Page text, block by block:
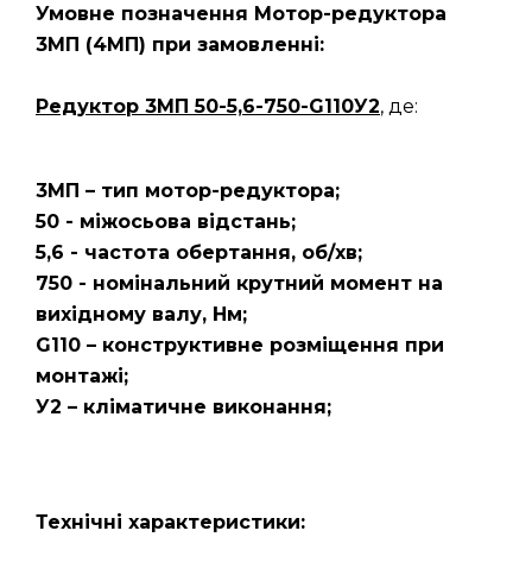
Умовне позначення Мотор-редуктора
3МП (4МП) при замовленні:
Редуктор 3МП 50-5,6-750-G110У2, де:
3МП – тип мотор-редуктора;
50 - міжосьова відстань;
5,6 - частота обертання, об/хв;
750 - номінальний крутний момент на
вихідному валу, Нм;
G110 – конструктивне розміщення при
монтажі;
У2 – кліматичне виконання;
Технічні характеристики: